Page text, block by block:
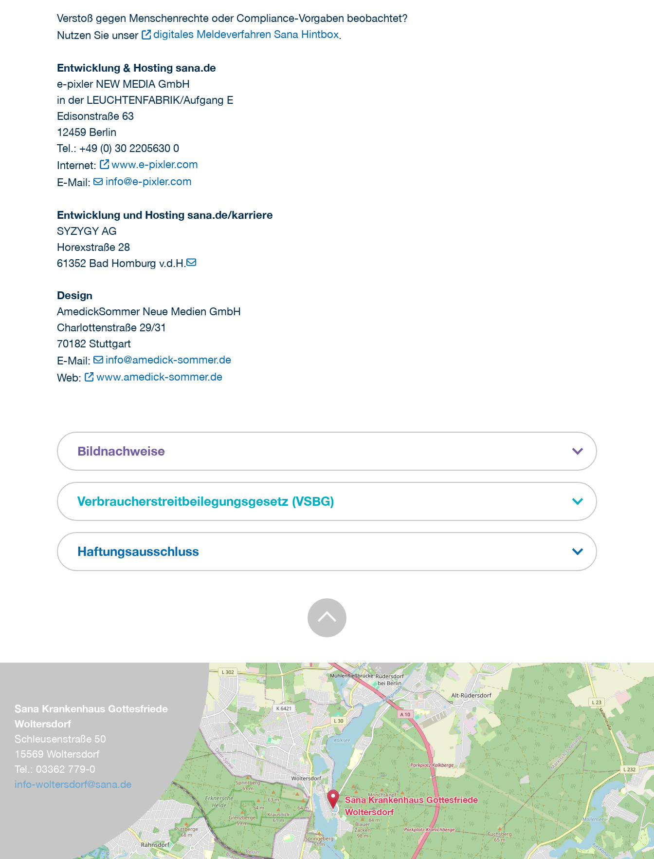
Verstoß gegen Menschenrechte oder Compliance-Vorgaben beobachtet?
Nutzen Sie unser
digitales Meldeverfahren Sana Hintbox.
Entwicklung & Hosting sana.de
e-pixler NEW MEDIA GmbH
in der LEUCHTENFABRIK/Aufgang E
Edisonstraße 63
12459 Berlin
Tel.: +49 (0) 30 2205630 0
Internet:
www.e-pixler.com
E-Mail:
info@e-pixler.com
Entwicklung und Hosting sana.de/karriere
SYZYGY AG
Horexstraße 28
61352 Bad Homburg v.d.H.
Design
AmedickSommer Neue Medien GmbH
Charlottenstraße 29/31
70182 Stuttgart
E-Mail:
info@amedick-sommer.de
Web:
www.amedick-sommer.de
Bildnachweise
Verbraucherstreitbeilegungsgesetz (VSBG)
Haftungsausschluss
Sana Krankenhaus Gottesfriede
Woltersdorf
Sana Krankenhaus Gottesfriede
Woltersdorf
Schleusenstraße 50
15569 Woltersdorf
Tel.: 03362 779-0
info-woltersdorf@sana.de